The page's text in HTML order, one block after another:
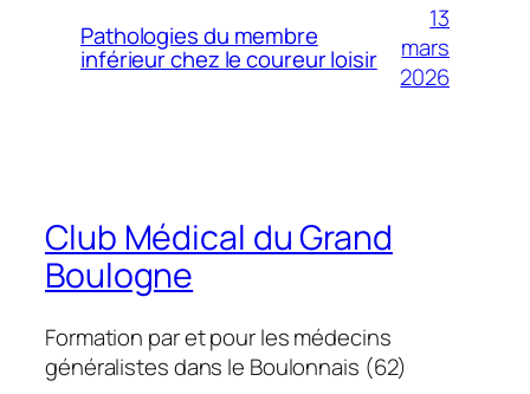
Pathologies du membre
inférieur chez le coureur loisir
13
mars
2026
Club Médical du Grand
Boulogne
Formation par et pour les médecins
généralistes dans le Boulonnais (62)